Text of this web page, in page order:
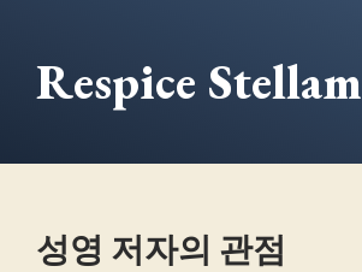
건
Respice Stellam
성영 저자의 관점